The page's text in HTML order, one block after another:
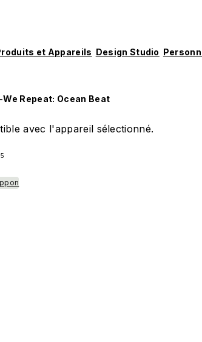
et Appareils Design Studio
We Repeat: Ocean Beat
avec l'appareil sélectionné.